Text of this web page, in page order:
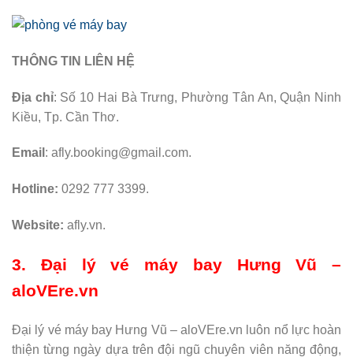
THÔNG TIN LIÊN HỆ
Địa chỉ: Số 10 Hai Bà Trưng, Phường Tân An, Quận Ninh
Kiều, Tp. Cần Thơ.
Email : afly.booking@gmail.com.
Hotline: 0292 777 3399.
Website: afly.vn.
3. Đại lý vé máy bay Hưng Vũ –
aloVEre.vn
Đại lý vé máy bay Hưng Vũ – aloVEre.vn luôn nổ lực hoàn
thiện từng ngày dựa trên đội ngũ chuyên viên năng động,